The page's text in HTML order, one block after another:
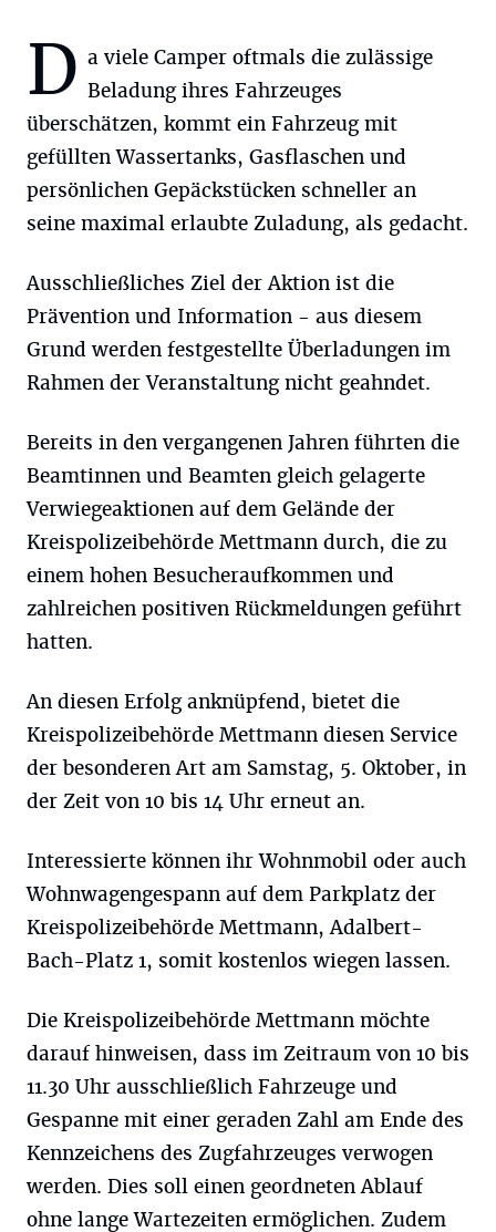
D a viele Camper oftmals die zulässige
Beladung ihres Fahrzeuges
überschätzen, kommt ein Fahrzeug mit
gefüllten Wassertanks, Gasflaschen und
persönlichen Gepäckstücken schneller an
seine maximal erlaubte Zuladung, als gedacht.
Ausschließliches Ziel der Aktion ist die
Prävention und Information - aus diesem
Grund werden festgestellte Überladungen im
Rahmen der Veranstaltung nicht geahndet.
Bereits in den vergangenen Jahren führten die
Beamtinnen und Beamten gleich gelagerte
Verwiegeaktionen auf dem Gelände der
Kreispolizeibehörde Mettmann durch, die zu
einem hohen Besucheraufkommen und
zahlreichen positiven Rückmeldungen geführt
hatten.
An diesen Erfolg anknüpfend, bietet die
Kreispolizeibehörde Mettmann diesen Service
der besonderen Art am Samstag, 5. Oktober, in
der Zeit von 10 bis 14 Uhr erneut an.
Interessierte können ihr Wohnmobil oder auch
Wohnwagengespann auf dem Parkplatz der
Kreispolizeibehörde Mettmann, Adalbert-
Bach-Platz 1, somit kostenlos wiegen lassen.
Die Kreispolizeibehörde Mettmann möchte
darauf hinweisen, dass im Zeitraum von 10 bis
11.30 Uhr ausschließlich Fahrzeuge und
Gespanne mit einer geraden Zahl am Ende des
Kennzeichens des Zugfahrzeuges verwogen
werden. Dies soll einen geordneten Ablauf
ohne lange Wartezeiten ermöglichen. Zudem